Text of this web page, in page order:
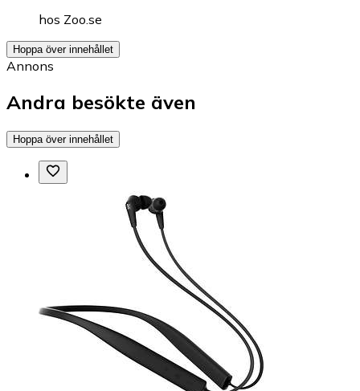
hos Zoo.se
Hoppa över innehållet
Annons
Andra besökte även
Hoppa över innehållet